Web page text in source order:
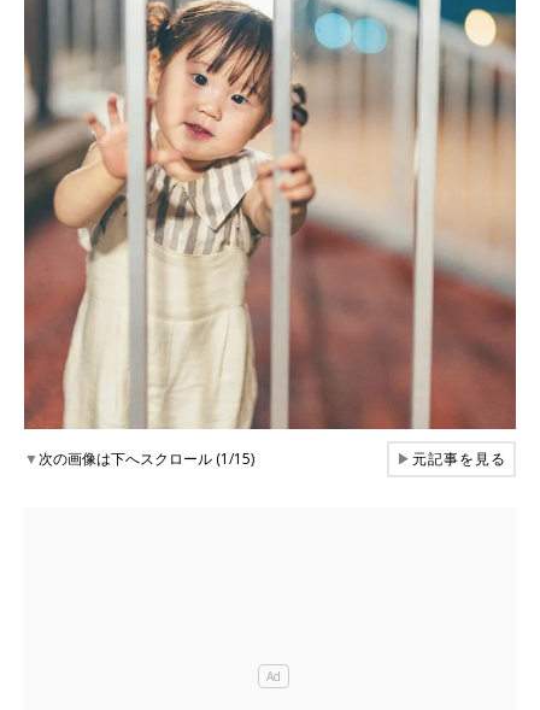
▼次の画像は下へスクロール (1/15) ▶元記事を見る